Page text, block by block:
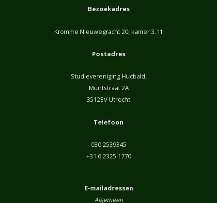
Bezoekadres
Kromme Nieuwegracht 20, kamer 3.11
Postadres
Studievereniging Hucbald,
Muntstraat 2A
3512EV Utrecht
Telefoon
030 2539345
+31 6 2325 1770
E-mailadressen
Algemeen